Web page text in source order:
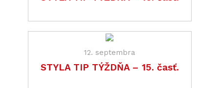
12. septembra
STYLA TIP TÝŽDŇA – 15. časť.